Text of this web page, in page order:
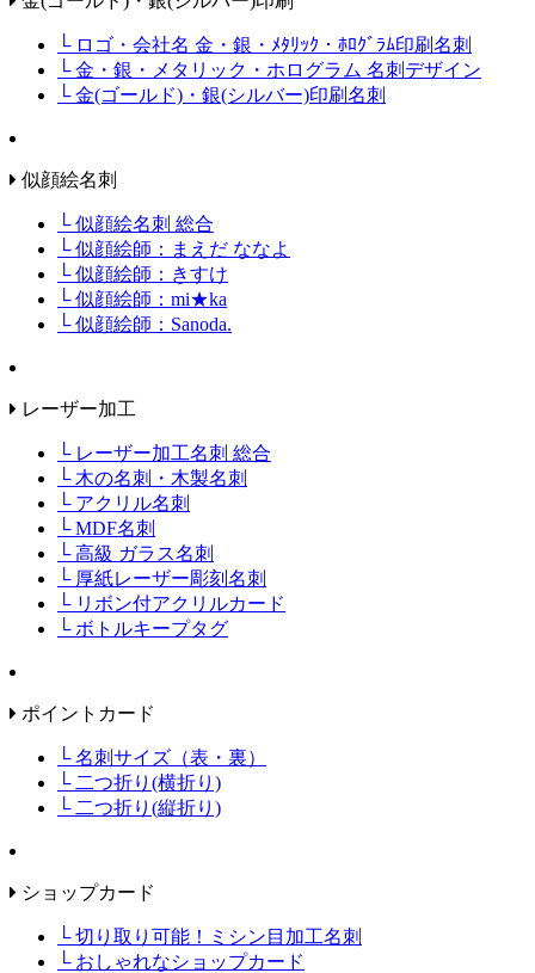
└ ロゴ・会社名 金・銀・ﾒﾀﾘｯｸ・ﾎﾛｸﾞﾗﾑ印刷名刺
└ 金・銀・メタリック・ホログラム 名刺デザイン
└ 金(ゴールド)・銀(シルバー)印刷名刺
似顔絵名刺
└ 似顔絵名刺 総合
└ 似顔絵師：まえだ ななよ
└ 似顔絵師：きすけ
└ 似顔絵師：mi★ka
└ 似顔絵師：Sanoda.
レーザー加工
└ レーザー加工名刺 総合
└ 木の名刺・木製名刺
└ アクリル名刺
└ MDF名刺
└ 高級 ガラス名刺
└ 厚紙レーザー彫刻名刺
└ リボン付アクリルカード
└ ボトルキープタグ
ポイントカード
└ 名刺サイズ（表・裏）
└ 二つ折り(横折り)
└ 二つ折り(縦折り)
ショップカード
└ 切り取り可能！ミシン目加工名刺
└ おしゃれなショップカード